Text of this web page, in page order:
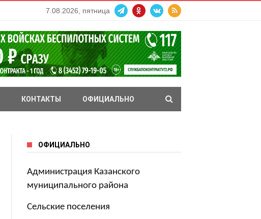
7.08.2026, пятница
КОНТАКТЫ ОФИЦИАЛЬНО
ОФИЦИАЛЬНО
Администрация Казанского
муниципального района
Сельские поселения